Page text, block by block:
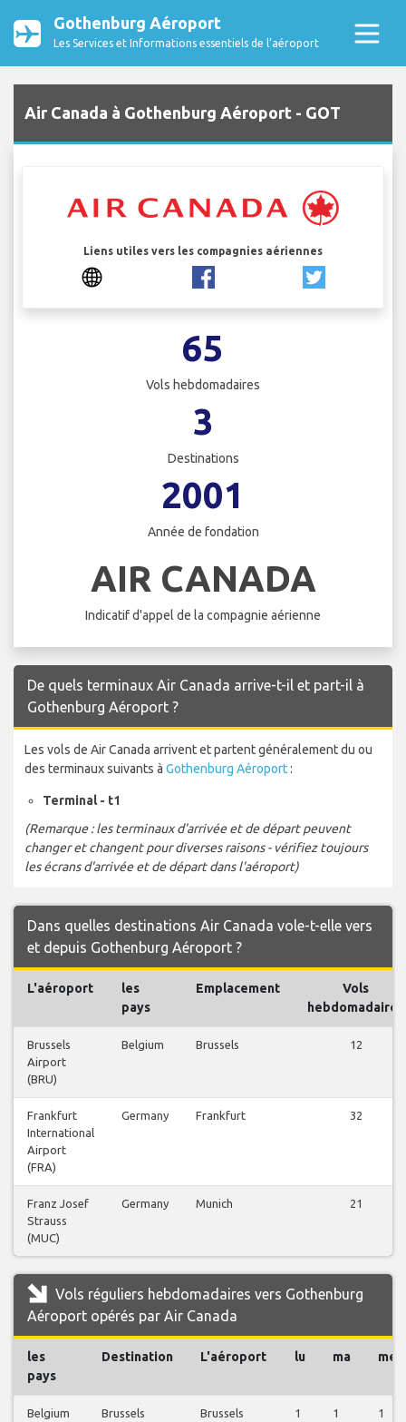
Gothenburg Aéroport
Les Services et Informations essentiels de l’aéroport
Air Canada à Gothenburg Aéroport - GOT
Liens utiles vers les compagnies aériennes
65
Vols hebdomadaires
3
Destinations
2001
Année de fondation
AIR CANADA
Indicatif d'appel de la compagnie aérienne
De quels terminaux Air Canada arrive-t-il et part-il à
Gothenburg Aéroport ?
Les vols de Air Canada arrivent et partent généralement du ou
des terminaux suivants à Gothenburg Aéroport:
Terminal - t1
(Remarque : les terminaux d'arrivée et de départ peuvent
changer et changent pour diverses raisons - vérifiez toujours
les écrans d'arrivée et de départ dans l'aéroport)
Dans quelles destinations Air Canada vole-t-elle vers
et depuis Gothenburg Aéroport ?
L'aéroport
les
pays
Emplacement
Vols
hebdomadaires
Brussels
Airport
(BRU)
Belgium Brussels 12
Frankfurt
International
Airport
(FRA)
Germany Frankfurt 32
Franz Josef
Strauss
(MUC)
Germany Munich 21
Vols réguliers hebdomadaires vers Gothenburg
Aéroport opérés par Air Canada
les
pays
Destination L'aéroport lu ma me
Belgium Brussels
Brussels
1 1 1